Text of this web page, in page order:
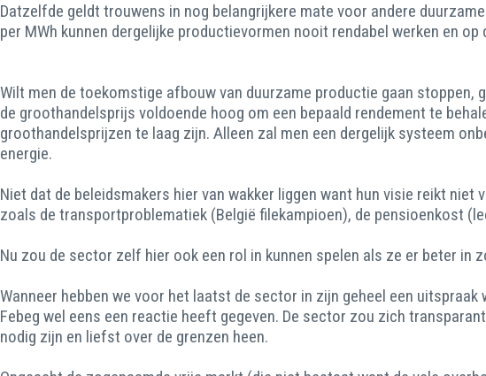
Datzelfde geldt trouwens in nog belangrijkere mate voor andere
per MWh kunnen dergelijke productievormen nooit rendabel werken en
Wilt men de toekomstige afbouw van duurzame productie gaan
de groothandelsprijs voldoende hoog om een bepaald rendement te
groothandelsprijzen te laag zijn. Alleen zal men een dergelijk systeem
energie.
Niet dat de beleidsmakers hier van wakker liggen want hun visie reikt
zoals de transportproblematiek (België filekampioen), de pensioenkost
Nu zou de sector zelf hier ook een rol in kunnen spelen als ze er beter in
Wanneer hebben we voor het laatst de sector in zijn geheel een
Febeg wel eens een reactie heeft gegeven. De sector zou zich
nodig zijn en liefst over de grenzen heen.